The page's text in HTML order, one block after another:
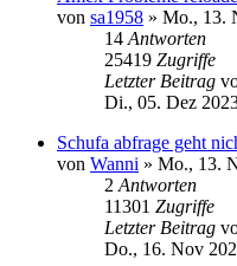
von sa1958 » Mo., 13.
14 Antworten
25419 Zugriffe
Letzter Beitrag
Di., 05. Dez
Schufa abfrage geht
von Wanni » Mo., 13.
2 Antworten
11301 Zugriffe
Letzter Beitrag
Do., 16. Nov